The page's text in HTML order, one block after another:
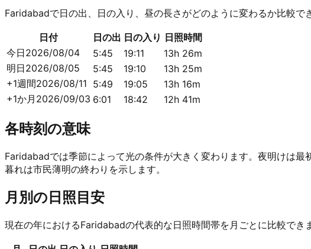
Faridabadで日の出、日の入り、昼の長さがどのように変わるか比較で
日付 日の出 日の入り 日照時間
今日2026/08/04 5:45 19:11
13h 26m
明日2026/08/05 5:45 19:10
13h 25m
+1週間2026/08/11 5:49 19:05
13h 16m
+1か月 2026/09/03 6:01 18:42 12h 41m
各時刻の意味
Faridabadでは季節によって光の条件が大きく変わります。夜明けは
暮れは市民薄明の終わりを示します。
月別の日照目安
現在の年におけるFaridabadの代表的な日照時間帯を月ごとに比較でき